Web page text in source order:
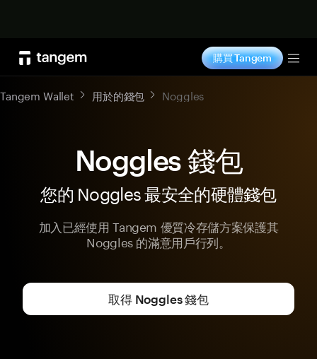
購買 Tangem
Tangem Wallet 用於的錢包 Noggles
Noggles 錢包
您的 Noggles 最安全的硬體錢包
加入已經使用 Tangem 優質冷存儲方案保護其
Noggles 的滿意用戶行列。
取得 Noggles 錢包